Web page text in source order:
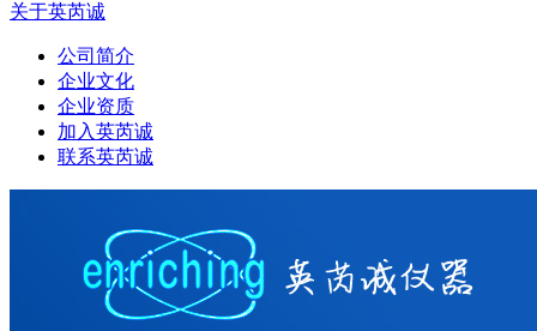
关于英芮诚
公司简介
企业文化
企业资质
加入英芮诚
联系英芮诚